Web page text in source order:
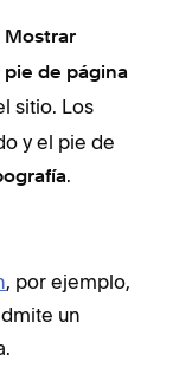
Mostrar
pie de página
sitio. Los
y el pie de
.
, por ejemplo,
un